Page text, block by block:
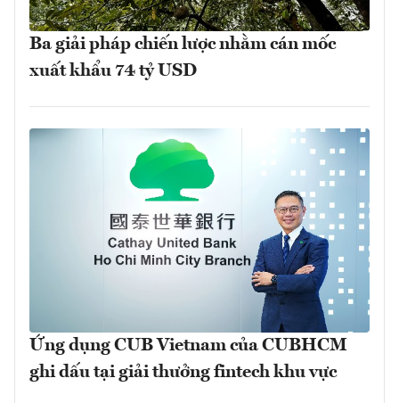
Ba giải pháp chiến lược nhằm cán mốc
xuất khẩu 74 tỷ USD
Ứng dụng CUB Vietnam của CUBHCM
ghi dấu tại giải thưởng fintech khu vực